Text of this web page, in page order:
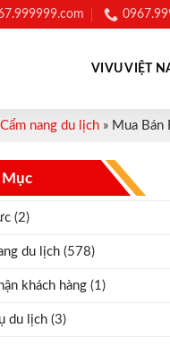
VIVU VIỆT
Cẩm nang du lịch » Mua Bán
Mục
(2)
du lịch (578)
khách hàng (1)
du lịch (3)